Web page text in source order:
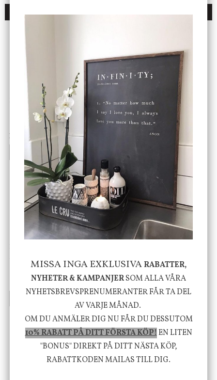
DU KANSKE OCKSÅ ÄR INTRESSERAD AV
Cloudy kruka mini, vit
199 kr
KÖP
Star Trading
Bordslampa Mushroom
vit, Utomhus
635 kr795 kr
Stengods
415 kr
INFO
Vi vill förmedla känsla, upplevelse och
välbefinnande för dig och ditt hem! Med
MISSA INGA EXKLUSIVARABATTER,
NYHETER & KAMPANJERSOM ALLA VÅRA
NYHETSBREVSPRENUMERANTER FÅR TA DEL
AV VARJE MÅNAD.
OM DU ANMÄLER DIG NU FÅR DU DESSUTOM
10% RABATT PÅ DITT FÖRSTA KÖP!EN LITEN
"BONUS" DIREKT PÅ DITT NÄSTA KÖP,
RABATTKODEN MAILAS TILL DIG.